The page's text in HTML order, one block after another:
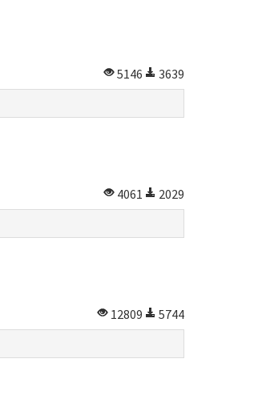
5146
3639
4061
2029
12809
5744